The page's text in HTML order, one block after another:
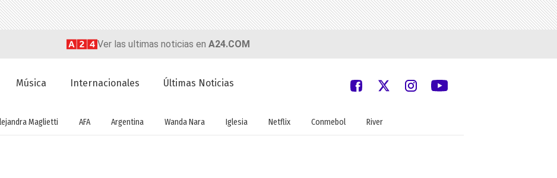
Ver las ultimas noticias en A24.COM
Música Internacionales Últimas Noticias
Maglietti AFA Argentina Wanda Nara Iglesia Netflix Conmebol River